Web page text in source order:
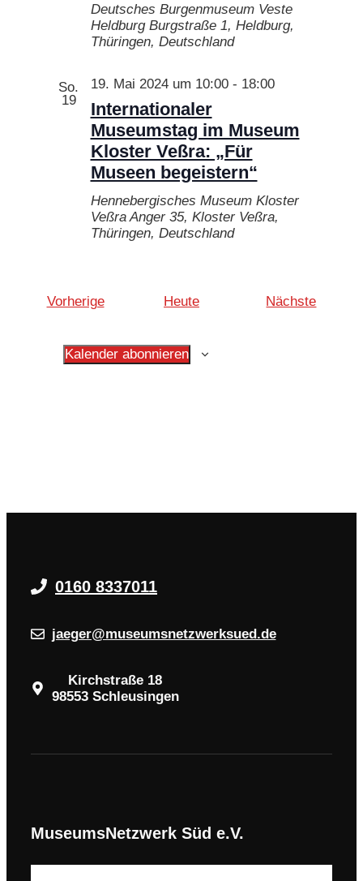
Deutsches Burgenmuseum Veste
Heldburg Burgstraße 1, Heldburg,
Thüringen, Deutschland
So.
19
Internationaler
Museumstag im Museum
Kloster Veßra: „Für
Museen begeistern“
19. Mai 2024 um 10:00- 18:00
Hennebergisches Museum Kloster
Veßra Anger 35, Kloster Veßra,
Thüringen, Deutschland
VorherigeVeranstaltungen
Heute Nächste
Kalender abonnieren
0160 8337011
jaeger@museumsnetzwerksued.de
Kirchstraße 18
98553 Schleusingen
MuseumsNetzwerk Süd e.V.